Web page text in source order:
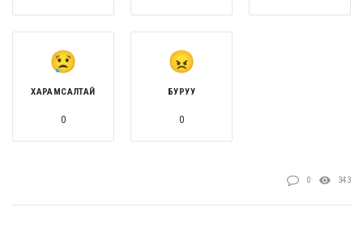
ХАРАМСАЛТАЙ
0
БУРУУ
0
0 343